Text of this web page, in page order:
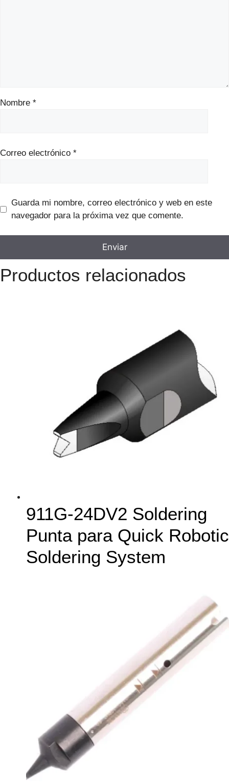
Nombre *
Correo electrónico *
Guarda mi nombre, correo electrónico y web en este
navegador para la próxima vez que comente.
Productos relacionados
911G-24DV2 Soldering
Punta para Quick Robotic
Soldering System